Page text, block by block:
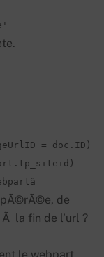
= doc.ID)
de
la fin de l’url ?